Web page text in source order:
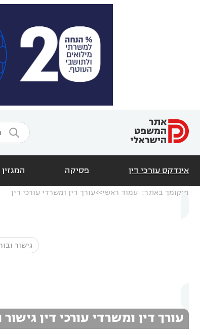

אינדקס עורכי דין פסיקה המגזין
מיקומך באתר: עמוד ראשי עורך דין ומשרדי עורכי דין
עורך דין ומשרדי עורכי דין גישור